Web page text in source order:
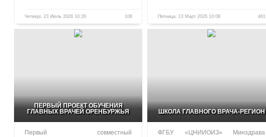
Четверг, 23 Июль 2026 10:26 106 Пятница, 13 Март 2026 10:08 461
ПЕРВЫЙ ПРОЕКТ ОБУЧЕНИЯ
ГЛАВНЫХ ВРАЧЕЙ ОРЕНБУРЖЬЯ
Первый совместный
ШКОЛА ГЛАВНОГО ВРАЧА-РЕГИОН
ФГБУ «ЦНИИОИЗ» Минздрава